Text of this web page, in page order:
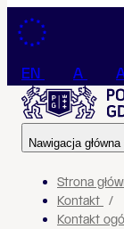
Przejdź do treści
EN A
Nawigacja
Strona
Kontakt
Kontakt